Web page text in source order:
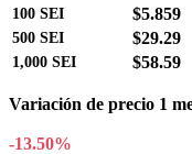
100 SEI $5.859
500 SEI $29.29
1,000 SEI $58.59
Variación de precio 1
-13.50%